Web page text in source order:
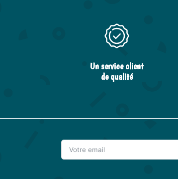
Un service client
de qualité